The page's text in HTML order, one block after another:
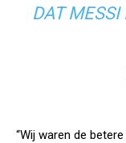
DAT
“Wij waren de